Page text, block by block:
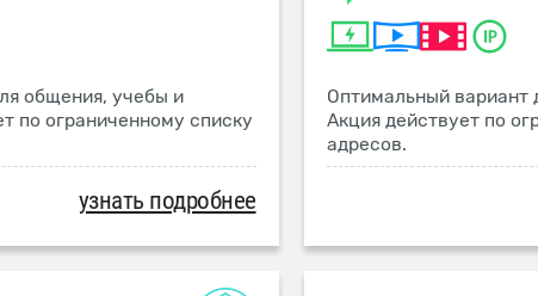
общения, учебы и
по ограниченному списку
узнать подробнее
Оптимальный вариант
Акция действует по
адресов.